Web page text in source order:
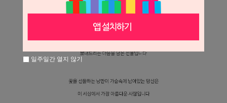
일주일간 열지 않기